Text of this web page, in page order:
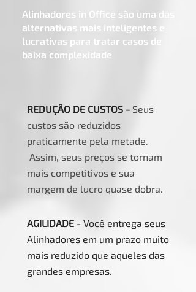
Alinhadores in Office são uma das
alternativas mais inteligentes e
lucrativas para tratar casos de
baixa complexidade
REDUÇÃO DE CUSTOS - Seus
custos são reduzidos
praticamente pela metade.
Assim, seus preços se tornam
mais competitivos e sua
margem de lucro quase dobra.
AGILIDADE - Você entrega seus
Alinhadores em um prazo muito
mais reduzido que aqueles das
grandes empresas.